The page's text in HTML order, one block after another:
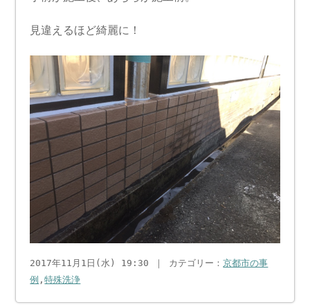
見違えるほど綺麗に！
2017年11月1日(水) 19:30 ｜ カテゴリー：京都市の事
例 ,特殊洗浄